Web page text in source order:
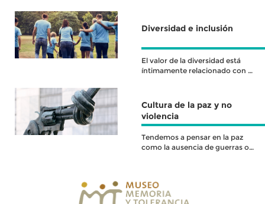
Diversidad e inclusión
El valor de la diversidad está
íntimamente relacionado con el
Cultura de la paz y no
violencia
Tendemos a pensar en la paz
como la ausencia de guerras o